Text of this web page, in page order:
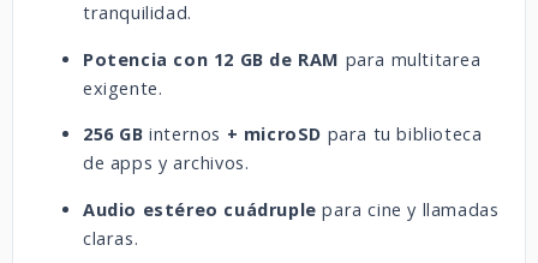
tranquilidad.
Potencia con 12 GB de RAM para multitarea
exigente.
256 GB internos + microSD para tu biblioteca
de apps y archivos.
Audio estéreo cuádruple para cine y llamadas
claras.